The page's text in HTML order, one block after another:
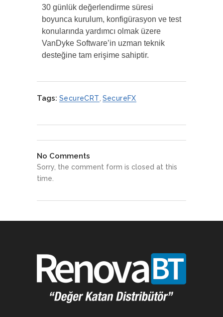
30 günlük değerlendirme süresi
boyunca kurulum, konfigürasyon ve test
konularında yardımcı olmak üzere
VanDyke Software’in uzman teknik
desteğine tam erişime sahiptir.
Tags: SecureCRT SecureFX
No Comments
Sorry, the comment form is closed at this
time.